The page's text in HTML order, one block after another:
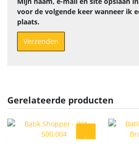
voor de volgende keer wanneer ik
plaats.
Gerelateerde producten